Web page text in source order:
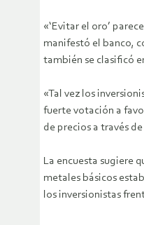
«‘Evitar el oro’
manifestó el banco,
también se clasificó
«Tal vez los
fuerte votación a
de precios a través
La encuesta sugiere
metales básicos
los inversionistas